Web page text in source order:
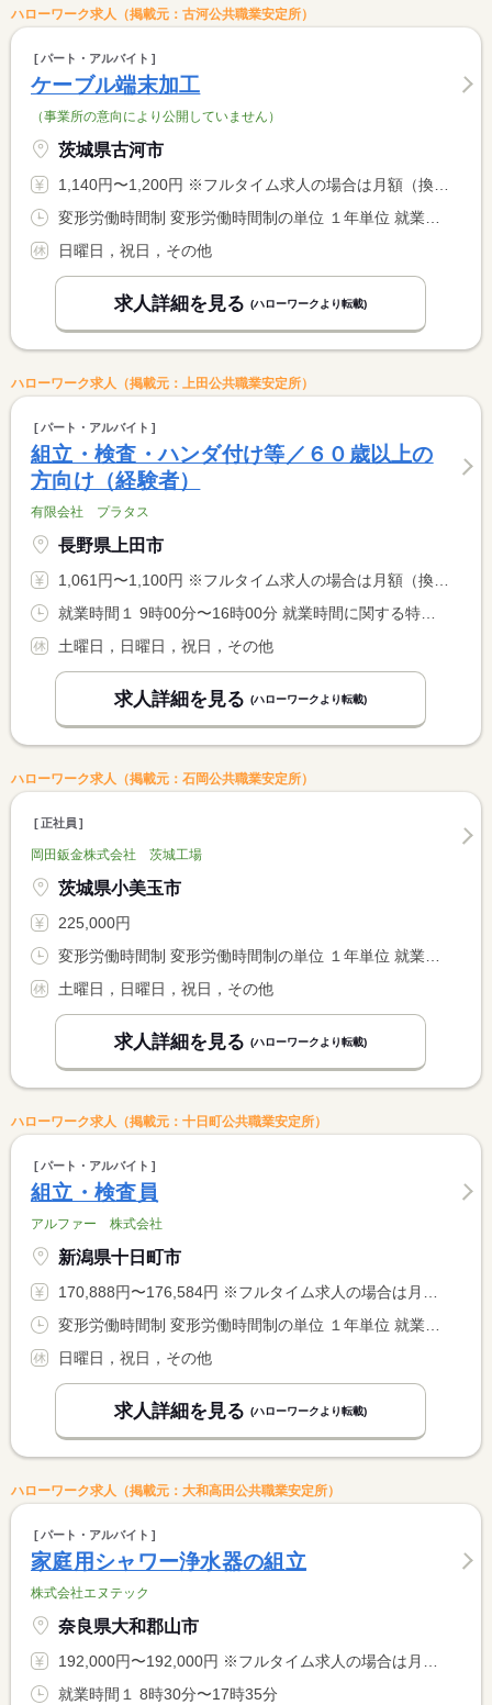
ハローワーク求人（掲載元：古河公共職業安定所）
パート・アルバイト
ケーブル端末加工
（事業所の意向により公開していません）
茨城県古河市
1,140円〜1,200円 ※フルタイム求人の場合は月額（換算額）、パート求人の場合は時間額を表示しています。
日曜日，祝日，その他
求人詳細を見る (ハローワークより転載)
ハローワーク求人（掲載元：上田公共職業安定所）
パート・アルバイト
組立・検査・ハンダ付け等／６０歳以上の
方向け（経験者）
有限会社 プラタス
長野県上田市
1,061円〜1,100円 ※フルタイム求人の場合は月額（換算額）、パート求人の場合は時間額を表示しています。
土曜日，日曜日，祝日，その他
求人詳細を見る (ハローワークより転載)
ハローワーク求人（掲載元：石岡公共職業安定所）
正社員
岡田鈑金株式会社 茨城工場
茨城県小美玉市
225,000円
土曜日，日曜日，祝日，その他
求人詳細を見る (ハローワークより転載)
ハローワーク求人（掲載元：十日町公共職業安定所）
パート・アルバイト
組立・検査員
アルファー 株式会社
新潟県十日町市
170,888円〜176,584円 ※フルタイム求人の場合は月額（換算額）、パート求人の場合は時間額を表示しています。
日曜日，祝日，その他
求人詳細を見る (ハローワークより転載)
ハローワーク求人（掲載元：大和高田公共職業安定所）
パート・アルバイト
家庭用シャワー浄水器の組立
株式会社エヌテック
奈良県大和郡山市
192,000円〜192,000円 ※フルタイム求人の場合は月額（換算額）、パート求人の場合は時間額を表示しています。
就業時間１ 8時30分〜17時35分